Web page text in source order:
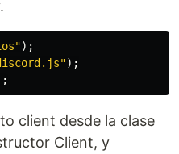
");
");
client desde la clase
Client, y